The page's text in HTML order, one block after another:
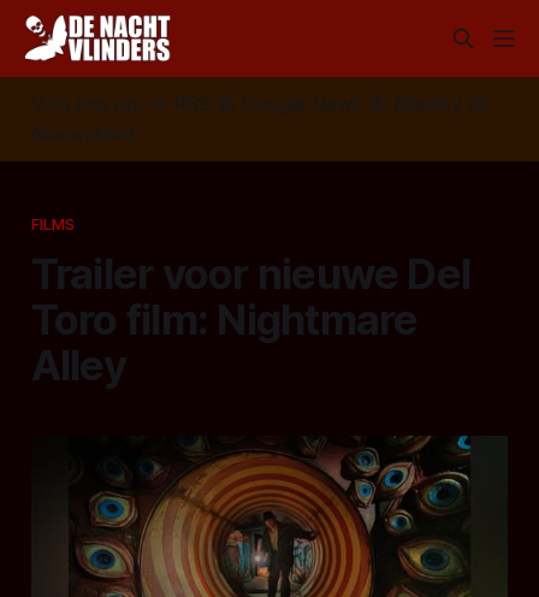
Volg ons op: 📣 RSS 📰 Google News 🦋 Bluesky
✉️
Nieuwsbrief
FILMS
Trailer voor nieuwe Del
Toro film: Nightmare
Alley